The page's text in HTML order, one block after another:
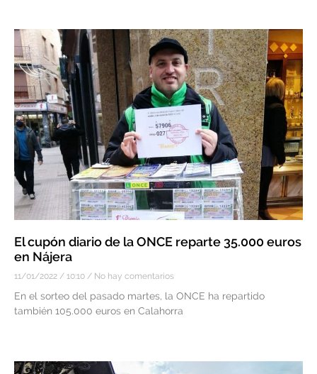
El cupón diario de la ONCE reparte 35.000 euros
en Nájera
11/01/2022 10:10 No hay comentarios
En el sorteo del pasado martes, la ONCE ha repartido
también 105.000 euros en Calahorra